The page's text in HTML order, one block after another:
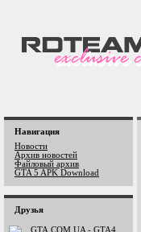
Навигация
Новости
Архив новостей
Файловый архив
GTA 5 APK Download
Друзья